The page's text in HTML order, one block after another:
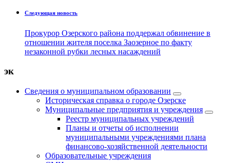
Следующая новость
Прокурор Озерского района поддержал обвинение в
отношении жителя поселка Заозерное по факту
незаконной рубки лесных насаждений
эк
Сведения о муниципальном образовании
Историческая справка о городе Озерске
Муниципальные предприятия и учреждения
Реестр муниципальных учреждений
Планы и отчеты об исполнении
муниципальными учреждениями плана
финансово-хозяйственной деятельности
Образовательные учреждения